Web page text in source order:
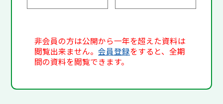
非会員の方は公開から一年を超えた資料は
閲覧出来ません。会員登録をすると、全期
間の資料を閲覧できます。